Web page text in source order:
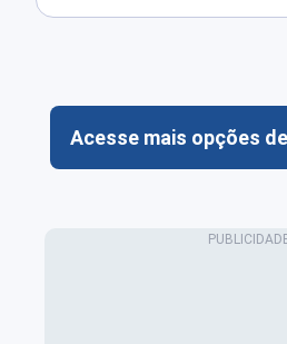
Acesse mais opções